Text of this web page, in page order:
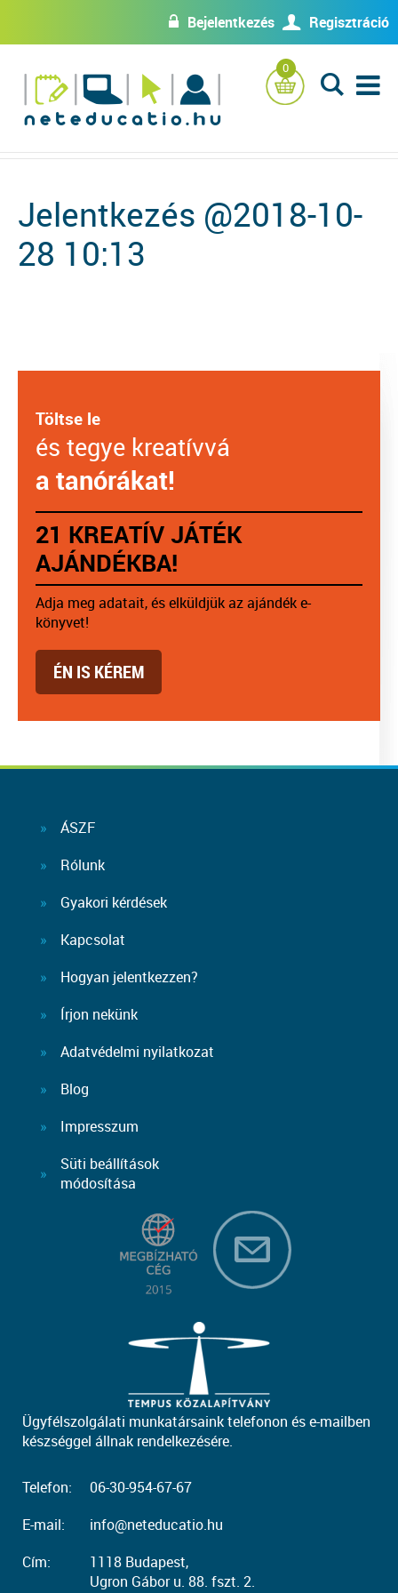
w Bejelentkezés U Regisztráció
0
L
Jelentkezés @2018-10-
28 10:13
Töltse le
és tegye kreatívvá
a tanórákat!
21 KREATÍV JÁTÉK
AJÁNDÉKBA!
Adja meg adatait, és elküldjük az ajándék e-
könyvet!
ÉN IS KÉREM
ÁSZF
Rólunk
Gyakori kérdések
Kapcsolat
Hogyan jelentkezzen?
Írjon nekünk
Adatvédelmi nyilatkozat
Blog
Impresszum
Süti beállítások
módosítása
Ügyfélszolgálati munkatársaink telefonon és e-mailben
készséggel állnak rendelkezésére.
Telefon:
06-30-954-67-67
E-mail:
info@neteducatio.hu
Cím:
1118 Budapest,
Ugron Gábor u. 88. fszt. 2.